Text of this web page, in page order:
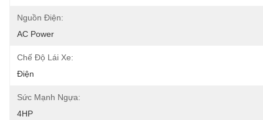
Nguồn Điện:
AC Power
Chế Độ Lái Xe:
Điện
Sức Mạnh Ngựa:
4HP